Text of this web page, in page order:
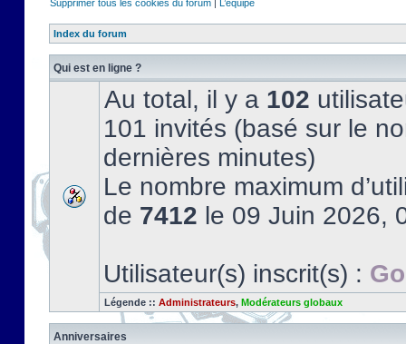
Supprimer tous les cookies du forum | L’équipe
Index du forum
Qui est en ligne ?
Au total, il y a 102
101 invités (basé sur le
dernières minutes)
Le nombre maximum
de 7412 le 09 Juin 2026,
Utilisateur(s) inscrit(s) :
Légende :: Administrateurs, Modérateurs globaux
Anniversaires